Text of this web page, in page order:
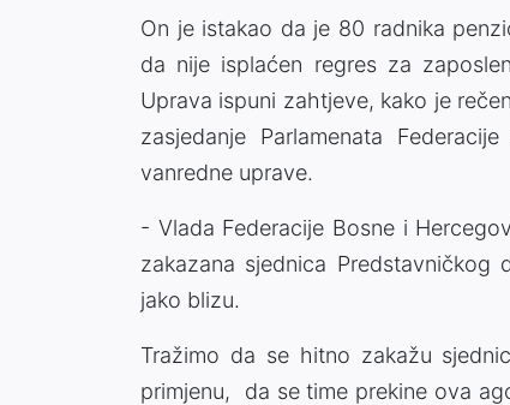
On je istakao da je 80 radnika
da nije isplaćen regres za
Uprava ispuni zahtjeve, kako je
zasjedanje Parlamenata
vanredne uprave.
- Vlada Federacije Bosne i
zakazana sjednica Predstavničkog
jako blizu.
Tražimo da se hitno zakažu
primjenu, da se time prekine ova